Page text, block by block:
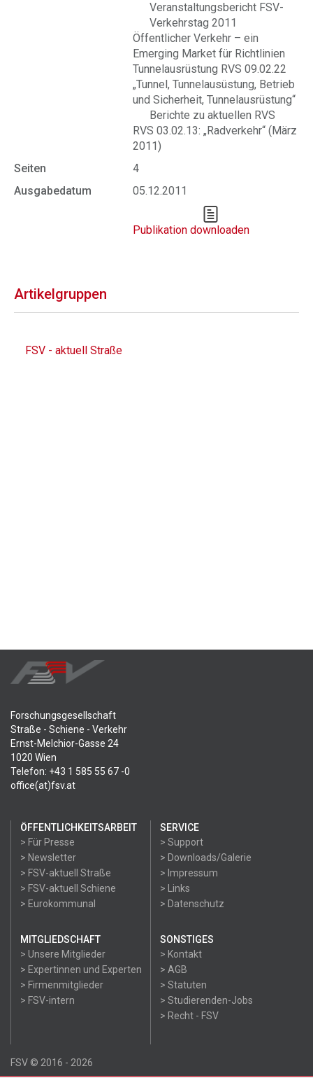
Veranstaltungsbericht FSV-
Verkehrstag 2011
Öffentlicher Verkehr – ein
Emerging Market für Richtlinien
Tunnelausrüstung RVS 09.02.22
„Tunnel, Tunnelausüstung, Betrieb
und Sicherheit, Tunnelausrüstung“
Berichte zu aktuellen RVS
RVS 03.02.13: „Radverkehr“ (März
2011)
Seiten
4
Ausgabedatum
05.12.2011
Publikation downloaden
Artikelgruppen
FSV - aktuell Straße
Forschungsgesellschaft
Straße - Schiene - Verkehr
Ernst-Melchior-Gasse 24
1020 Wien
Telefon: +43 1 585 55 67 -0
office(at)fsv.at
ÖFFENTLICHKEITSARBEIT
> Für Presse
> Newsletter
> FSV-aktuell Straße
> FSV-aktuell Schiene
> Eurokommunal
SERVICE
> Support
> Downloads/Galerie
> Impressum
> Links
> Datenschutz
MITGLIEDSCHAFT
> Unsere Mitglieder
> Expertinnen und Experten
> Firmenmitglieder
> FSV-intern
SONSTIGES
> Kontakt
> AGB
> Statuten
> Studierenden-Jobs
> Recht - FSV
FSV © 2016 - 2026